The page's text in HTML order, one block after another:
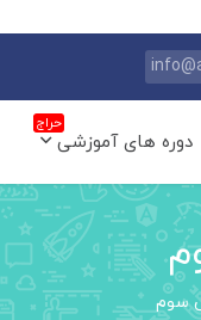
دوره های آموزشی
حراج
سوم